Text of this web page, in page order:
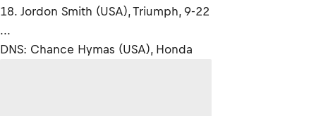
18. Jordon Smith (USA), Triumph, 9-22
...
DNS: Chance Hymas (USA), Honda